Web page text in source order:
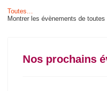
Toutes…
Montrer les évènements de
Nos prochains